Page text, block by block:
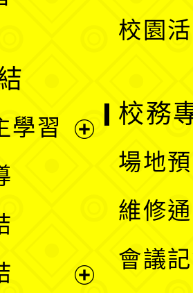
校園
學習
單
校務
場地
維修
會議